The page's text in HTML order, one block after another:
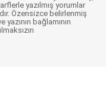
yazılmış yorumlar
Özensizce belirlenmiş
yazının bağlamının